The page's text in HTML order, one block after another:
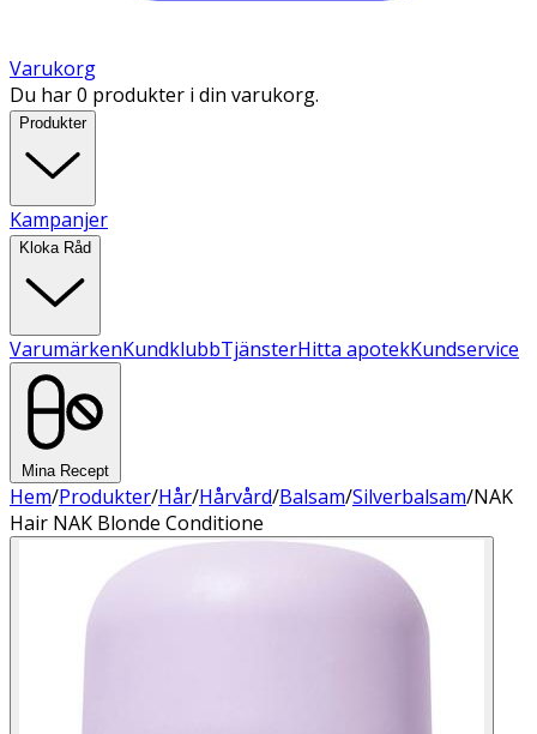
Varukorg
Du har 0 produkter i din varukorg.
Produkter
Kampanjer
Kloka Råd
VarumärkenKundklubbTjänsterHitta apotekKundservice
Mina Recept
Hem/Produkter/Hår/Hårvård/Balsam/Silverbalsam/NAK
Hair NAK Blonde Conditione